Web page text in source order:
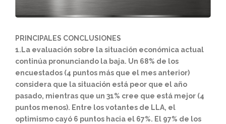
PRINCIPALES CONCLUSIONES
1.La evaluación sobre la situación económica actual
continúa pronunciando la baja. Un 68% de los
encuestados (4 puntos más que el mes anterior)
considera que la situación está peor que el año
pasado, mientras que un 31% cree que está mejor (4
puntos menos). Entre los votantes de LLA, el
optimismo cayó 6 puntos hacia el 67%. El 97% de los